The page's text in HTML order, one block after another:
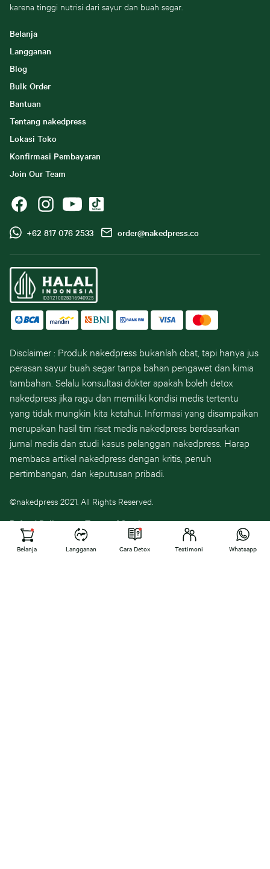
karena tinggi nutrisi dari sayur dan buah segar.
Belanja
Langganan
Blog
Bulk Order
Bantuan
Tentang nakedpress
Lokasi Toko
Konfirmasi Pembayaran
Join Our Team
+62 817 076 2533 order@nakedpress.co
Disclaimer : Produk nakedpress bukanlah obat, tapi hanya jus
perasan sayur buah segar tanpa bahan pengawet dan kimia
tambahan. Selalu konsultasi dokter apakah boleh detox
nakedpress jika ragu dan memiliki kondisi medis tertentu
yang tidak mungkin kita ketahui. Informasi yang disampaikan
merupakan hasil tim riset medis nakedpress berdasarkan
jurnal medis dan studi kasus pelanggan nakedpress. Harap
membaca artikel nakedpress dengan kritis, penuh
pertimbangan, dan keputusan pribadi.
©nakedpress 2021. All Rights Reserved.
Refund Policy Terms of Service
Belanja Langganan Cara Detox Testimoni Whatsapp